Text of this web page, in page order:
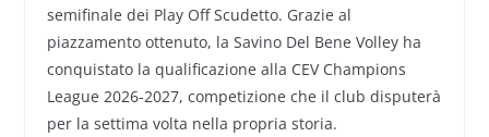
semifinale dei Play Off Scudetto. Grazie al
piazzamento ottenuto, la Savino Del Bene Volley ha
conquistato la qualificazione alla CEV Champions
League 2026-2027, competizione che il club disputerà
per la settima volta nella propria storia.